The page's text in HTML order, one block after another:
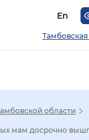
En
области
мам досрочно